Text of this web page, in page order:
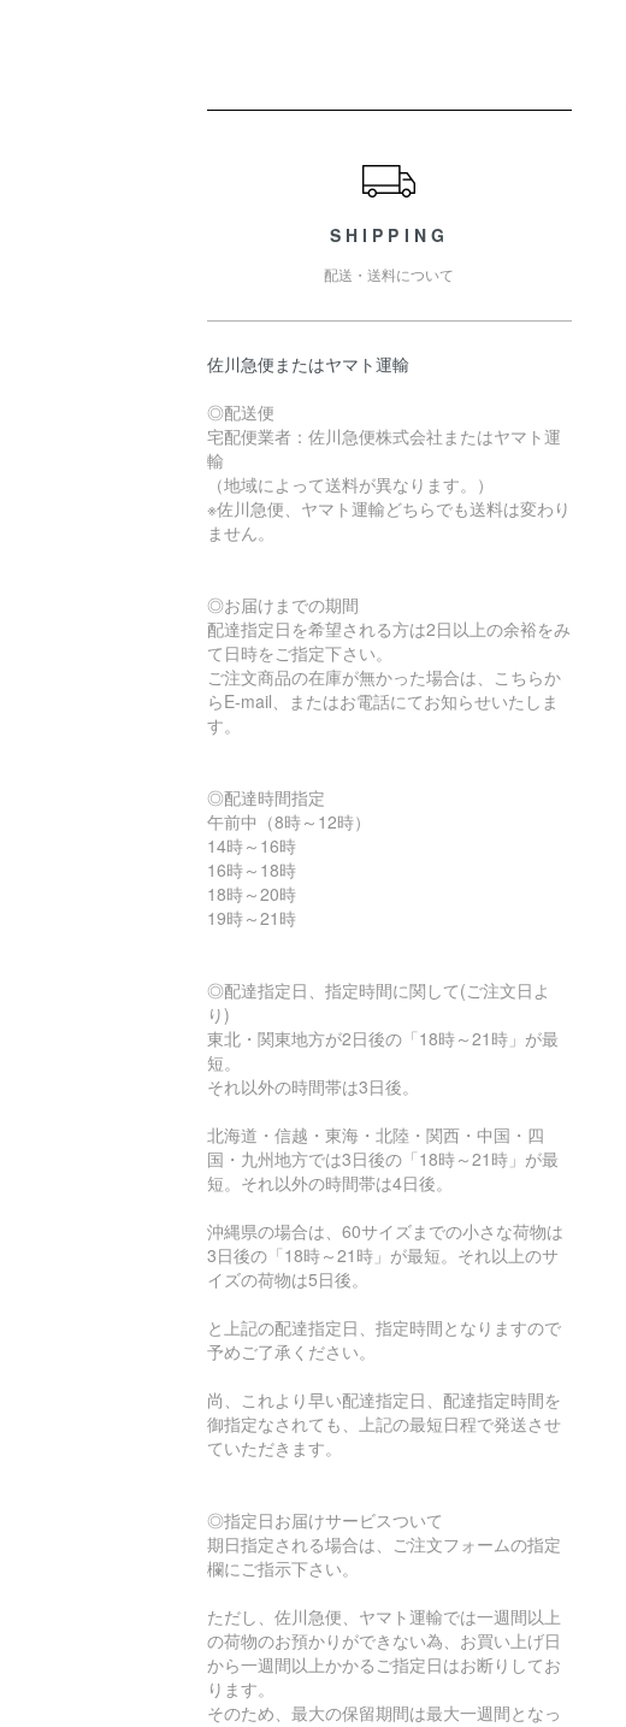
SHIPPING
配送・送料について
佐川急便またはヤマト運輸
◎配送便
宅配便業者：佐川急便株式会社またはヤマト運
輸
（地域によって送料が異なります。）
※佐川急便、ヤマト運輸どちらでも送料は変わり
ません。
◎お届けまでの期間
配達指定日を希望される方は2日以上の余裕をみ
て日時をご指定下さい。
ご注文商品の在庫が無かった場合は、こちらか
らE-mail、またはお電話にてお知らせいたしま
す。
◎配達時間指定
午前中（8時～12時）
14時～16時
16時～18時
18時～20時
19時～21時
◎配達指定日、指定時間に関して(ご注文日よ
り)
東北・関東地方が2日後の「18時～21時」が最
短。
それ以外の時間帯は3日後。
北海道・信越・東海・北陸・関西・中国・四
国・九州地方では3日後の「18時～21時」が最
短。それ以外の時間帯は4日後。
沖縄県の場合は、60サイズまでの小さな荷物は
3日後の「18時～21時」が最短。それ以上のサ
イズの荷物は5日後。
と上記の配達指定日、指定時間となりますので
予めご了承ください。
尚、これより早い配達指定日、配達指定時間を
御指定なされても、上記の最短日程で発送させ
ていただきます。
◎指定日お届けサービスついて
期日指定される場合は、ご注文フォームの指定
欄にご指示下さい。
ただし、佐川急便、ヤマト運輸では一週間以上
の荷物のお預かりができない為、お買い上げ日
から一週間以上かかるご指定日はお断りしてお
ります。
そのため、最大の保留期間は最大一週間となっ